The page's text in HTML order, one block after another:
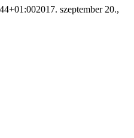
2017. szeptember 20.,